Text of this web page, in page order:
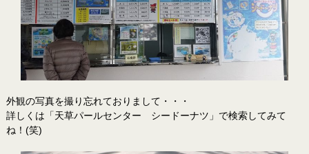
外観の写真を撮り忘れておりまして・・・
詳しくは「天草パールセンター シードーナツ」で検索してみて
ね！(笑)